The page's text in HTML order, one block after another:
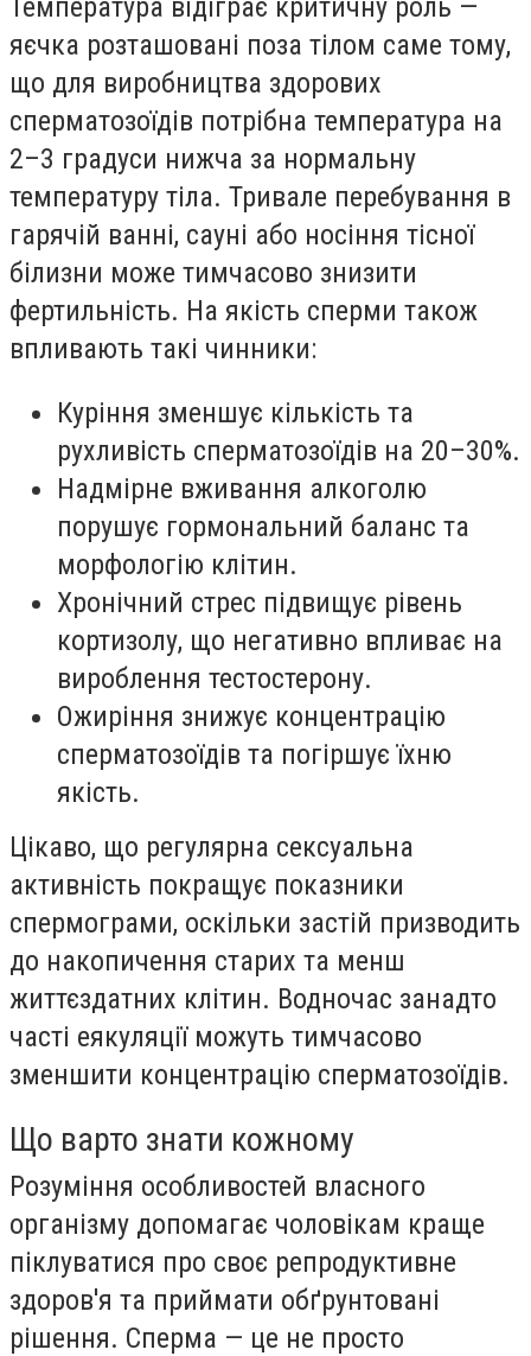
Температура відіграє критичну роль —
яєчка розташовані поза тілом саме тому,
що для виробництва здорових
сперматозоїдів потрібна температура на
2–3 градуси нижча за нормальну
температуру тіла. Тривале перебування в
гарячій ванні, сауні або носіння тісної
білизни може тимчасово знизити
фертильність. На якість сперми також
впливають такі чинники:
Куріння зменшує кількість та
рухливість сперматозоїдів на 20–30%.
Надмірне вживання алкоголю
порушує гормональний баланс та
морфологію клітин.
Хронічний стрес підвищує рівень
кортизолу, що негативно впливає на
вироблення тестостерону.
Ожиріння знижує концентрацію
сперматозоїдів та погіршує їхню
якість.
Цікаво, що регулярна сексуальна
активність покращує показники
спермограми, оскільки застій призводить
до накопичення старих та менш
життєздатних клітин. Водночас занадто
часті еякуляції можуть тимчасово
зменшити концентрацію сперматозоїдів.
Що варто знати кожному
Розуміння особливостей власного
організму допомагає чоловікам краще
піклуватися про своє репродуктивне
здоров'я та приймати обґрунтовані
рішення. Сперма — це не просто